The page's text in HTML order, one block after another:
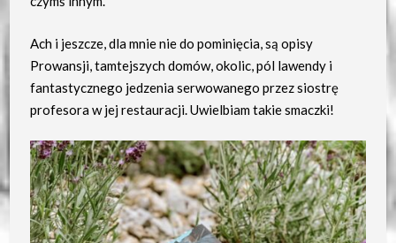
Ach i jeszcze, dla mnie nie do pominięcia, są opisy
Prowansji, tamtejszych domów, okolic, pól lawendy i
fantastycznego jedzenia serwowanego przez siostrę
profesora w jej restauracji. Uwielbiam takie smaczki!